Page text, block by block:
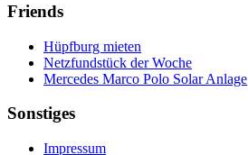
Friends
Hüpfburg mieten
Netzfundstück der Woche
Mercedes Marco Polo Solar Anlage
Sonstiges
Impressum